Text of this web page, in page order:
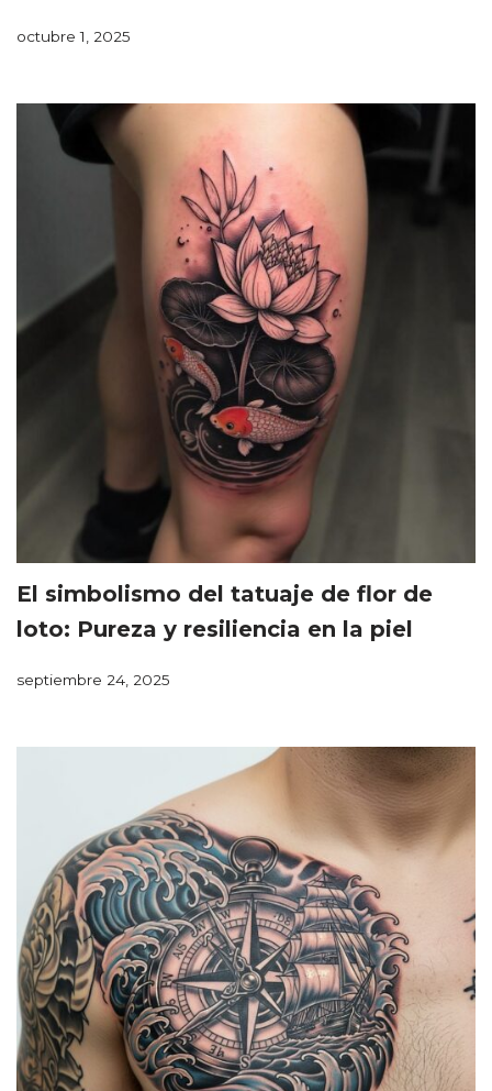
octubre 1, 2025
El simbolismo del tatuaje de flor de
loto: Pureza y resiliencia en la piel
septiembre 24, 2025